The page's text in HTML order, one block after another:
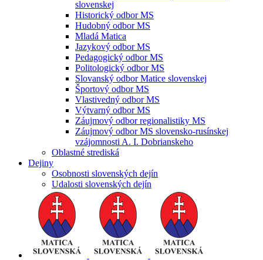
slovenskej
Historický odbor MS
Hudobný odbor MS
Mladá Matica
Jazykový odbor MS
Pedagogický odbor MS
Politologický odbor MS
Slovanský odbor Matice slovenskej
Športový odbor MS
Vlastivedný odbor MS
Výtvarný odbor MS
Záujmový odbor regionalistiky MS
Záujmový odbor MS slovensko-rusínskej
vzájomnosti A. I. Dobrianskeho
Oblastné strediská
Dejiny
Osobnosti slovenských dejín
Udalosti slovenských dejín